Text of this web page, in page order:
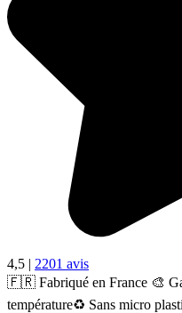
4,5 | 2201 avis
🇫🇷 Fabriqué en France 🎨
température♻️ Sans micro